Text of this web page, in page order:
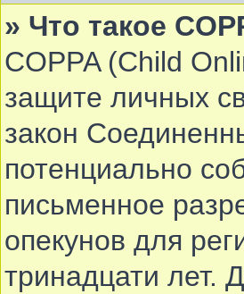
» Что такое
COPPA (Child
защите личных
закон
потенциально
письменное
опекунов для
тринадцати лет.